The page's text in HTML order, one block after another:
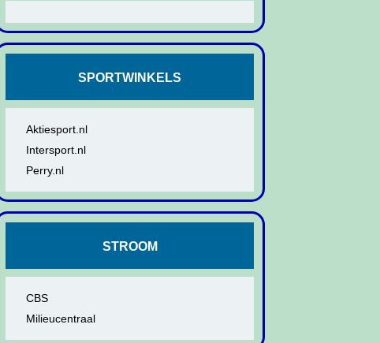
SPORTWINKELS
Aktiesport.nl
Intersport.nl
Perry.nl
STROOM
CBS
Milieucentraal